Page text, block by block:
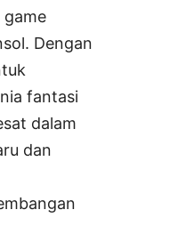
game
Dengan
fantasi
dalam
dan